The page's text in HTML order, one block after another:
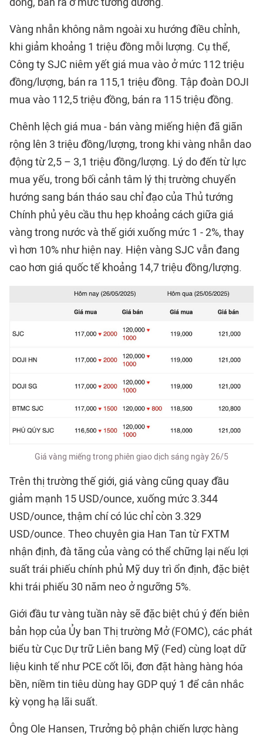
Vàng nhẫn không nằm ngoài xu hướng điều chỉnh,
khi giảm khoảng 1 triệu đồng mỗi lượng. Cụ thể,
Công ty SJC niêm yết giá mua vào ở mức 112 triệu
đồng/lượng, bán ra 115,1 triệu đồng. Tập đoàn DOJI
mua vào 112,5 triệu đồng, bán ra 115 triệu đồng.
Chênh lệch giá mua - bán vàng miếng hiện đã giãn
rộng lên 3 triệu đồng/lượng, trong khi vàng nhẫn dao
động từ 2,5 – 3,1 triệu đồng/lượng. Lý do đến từ lực
mua yếu, trong bối cảnh tâm lý thị trường chuyển
hướng sang bán tháo sau chỉ đạo của Thủ tướng
Chính phủ yêu cầu thu hẹp khoảng cách giữa giá
vàng trong nước và thế giới xuống mức 1 - 2%, thay
vì hơn 10% như hiện nay. Hiện vàng SJC vẫn đang
cao hơn giá quốc tế khoảng 14,7 triệu đồng/lượng.
Giá vàng miếng trong phiên giao dịch sáng ngày 26/5
Trên thị trường thế giới, giá vàng cũng quay đầu
giảm mạnh 15 USD/ounce, xuống mức 3.344
USD/ounce, thậm chí có lúc chỉ còn 3.329
USD/ounce. Theo chuyên gia Han Tan từ FXTM
nhận định, đà tăng của vàng có thể chững lại nếu lợi
suất trái phiếu chính phủ Mỹ duy trì ổn định, đặc biệt
khi trái phiếu 30 năm neo ở ngưỡng 5%.
Giới đầu tư vàng tuần này sẽ đặc biệt chú ý đến biên
bản họp của Ủy ban Thị trường Mở (FOMC), các phát
biểu từ Cục Dự trữ Liên bang Mỹ (Fed) cùng loạt dữ
liệu kinh tế như PCE cốt lõi, đơn đặt hàng hàng hóa
bền, niềm tin tiêu dùng hay GDP quý 1 để cân nhắc
kỳ vọng hạ lãi suất.
Ông Ole Hansen, Trưởng bộ phận chiến lược hàng